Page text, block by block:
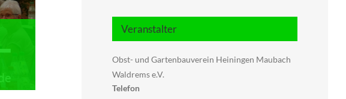
Veranstalter
Obst- und Gartenbauverein Heiningen Maubach
Waldrems e.V.
Telefon